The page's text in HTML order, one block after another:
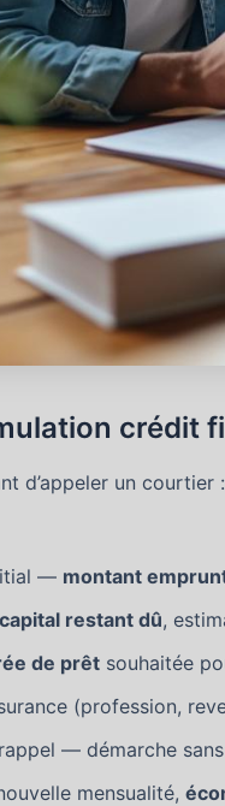
crédit
d’appeler un
— montant
capital restant dû,
de prêt souhaitée
(profession,
— démarche
mensualité,